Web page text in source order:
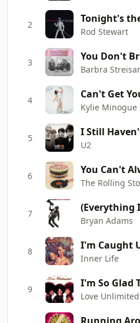
2
Rod Stewart
3
Barbra
4 Can't Get
Kylie Minogue
5
U2
6
The Rolling
7
Bryan Adams
8
Inner Life
9
Love Unlimited